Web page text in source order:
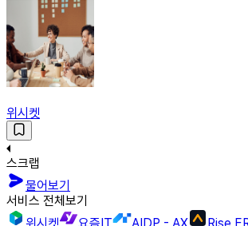
위시켓
스크랩
물어보기
서비스 전체보기